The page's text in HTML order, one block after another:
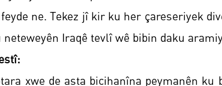
ne. Tekez jî kir ku her çareseriyek
Iraqê tevlî wê bibin daku
xwe de asta bicihanîna peymanên